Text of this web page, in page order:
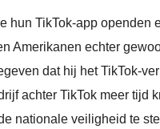
hun TikTok-app openden
Amerikanen echter
dat hij het TikTok-
achter TikTok meer tijd
nationale veiligheid te